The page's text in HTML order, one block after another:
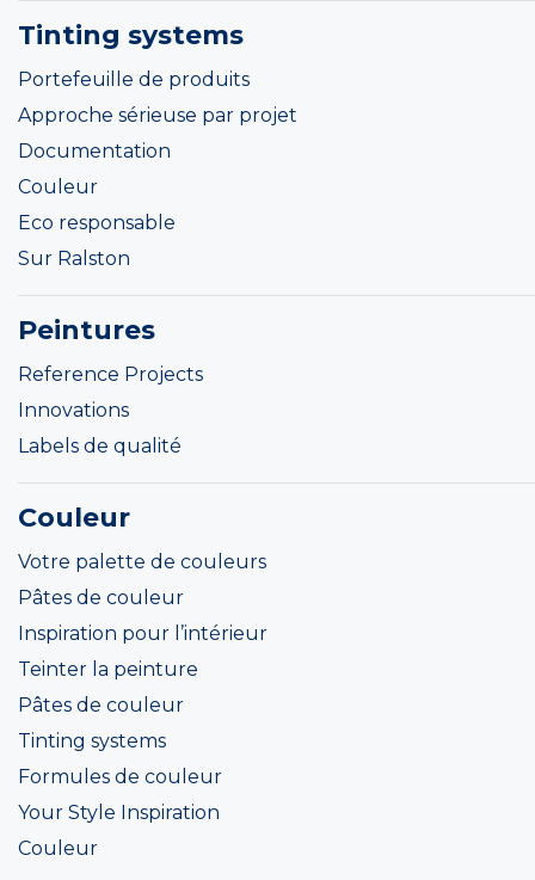
Tinting systems
Portefeuille de produits
Approche sérieuse par projet
Documentation
Couleur
Eco responsable
Sur Ralston
Peintures
Reference Projects
Innovations
Labels de qualité
Couleur
Votre palette de couleurs
Pâtes de couleur
Inspiration pour l’intérieur
Teinter la peinture
Pâtes de couleur
Tinting systems
Formules de couleur
Your Style Inspiration
Couleur